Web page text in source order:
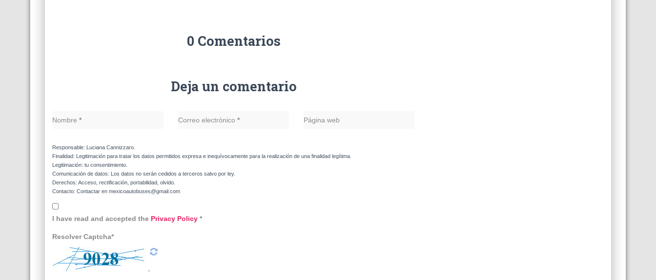
0 Comentarios
Deja un comentario
Nombre * Correo electrónico * Página web
Responsable: Luciana Cannizzaro.
Finalidad: Legitimación para tratar los datos permitidos expresa e inequívocamente para la realización de una finalidad legítima.
Legitimación: tu consentimiento.
Comunicación de datos: Los datos no serán cedidos a terceros salvo por ley.
Derechos: Acceso, rectificación, portabilidad, olvido.
Contacto: Contactar en mexicoautobuses@gmail.com
I have read and accepted the Privacy Policy *
Resolver Captcha*